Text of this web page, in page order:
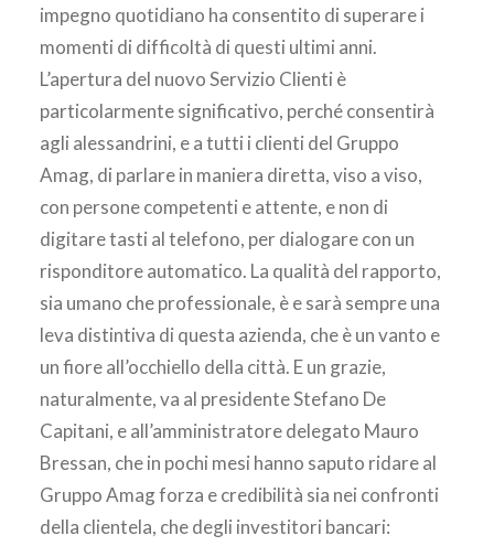
impegno quotidiano ha consentito di superare i
momenti di difficoltà di questi ultimi anni.
L’apertura del nuovo Servizio Clienti è
particolarmente significativo, perché consentirà
agli alessandrini, e a tutti i clienti del Gruppo
Amag, di parlare in maniera diretta, viso a viso,
con persone competenti e attente, e non di
digitare tasti al telefono, per dialogare con un
risponditore automatico. La qualità del rapporto,
sia umano che professionale, è e sarà sempre una
leva distintiva di questa azienda, che è un vanto e
un fiore all’occhiello della città. E un grazie,
naturalmente, va al presidente Stefano De
Capitani, e all’amministratore delegato Mauro
Bressan, che in pochi mesi hanno saputo ridare al
Gruppo Amag forza e credibilità sia nei confronti
della clientela, che degli investitori bancari: